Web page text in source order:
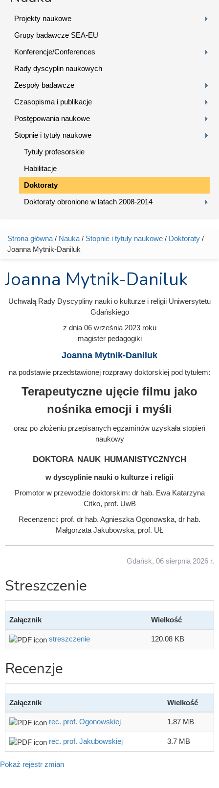
Projekty naukowe
Grupy badawcze SEA-EU
Konferencje/Conferences
Rady dyscyplin naukowych
Zespoły badawcze
Czasopisma i publikacje
Postępowania naukowe
Stopnie i tytuły naukowe
Tytuły profesorskie
Habilitacje
Doktoraty
Doktoraty obronione w latach 2008-2014
Jesteś tutaj
Strona główna / Nauka / Stopnie i tytuły naukowe / Doktoraty /
Joanna Mytnik-Daniluk
Joanna Mytnik-Daniluk
Uchwałą Rady Dyscypliny nauki o kulturze i religii Uniwersytetu
Gdańskiego
z dnia 06 września 2023roku
magister pedagogiki
Joanna Mytnik-Daniluk
na podstawie przedstawionej rozprawy doktorskiej pod tytułem:
Terapeutyczne ujęcie filmu jako
nośnika emocji i myśli
oraz po złożeniu przepisanych egzaminów uzyskała stopień
naukowy
doktora nauk humanistycznych
w dyscyplinie nauki o kulturze i religii
Promotor w przewodzie doktorskim: dr hab. Ewa Katarzyna
Citko, prof. UwB
Recenzenci: prof. dr hab. Agnieszka Ogonowska, dr hab.
Małgorzata Jakubowska, prof. UŁ
Gdańsk, 06 sierpnia 2026 r.
Streszczenie
Załącznik Wielkość
streszczenie 120.08 KB
Recenzje
Załącznik Wielkość
rec. prof. Ogonowskiej 1.87 MB
rec. prof. Jakubowskiej 3.7 MB
Pokaż rejestr zmian